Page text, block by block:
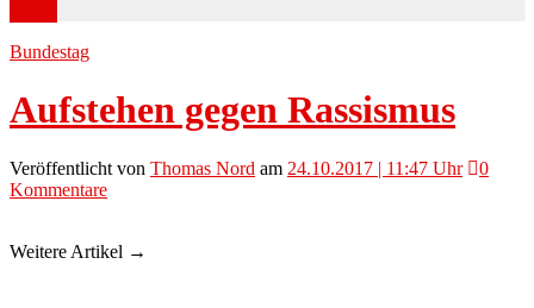
Bundestag
Aufstehen gegen Rassismus
Veröffentlicht von Thomas Nord am 24.10.2017 | 11:47 Uhr
0
Kommentare
Weitere Artikel →